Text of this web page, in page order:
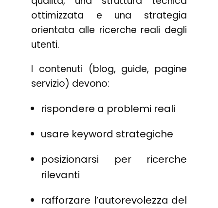
ottimizzata e una strategia
orientata alle ricerche reali degli
utenti.
I contenuti (blog, guide, pagine
servizio) devono:
rispondere a problemi reali
usare keyword strategiche
posizionarsi per ricerche
rilevanti
rafforzare l’autorevolezza del